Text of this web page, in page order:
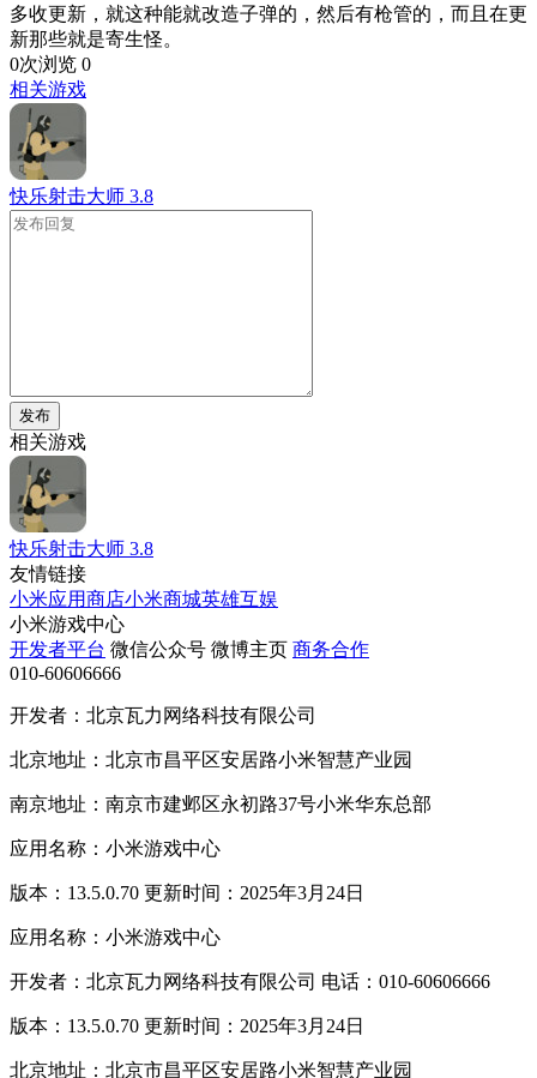
多收更新，就这种能就改造子弹的，然后有枪管的，而且在更
新那些就是寄生怪。
0次浏览 0
相关游戏
快乐射击大师 3.8
发布
相关游戏
快乐射击大师 3.8
友情链接
小米应用商店小米商城英雄互娱
小米游戏中心
开发者平台 微信公众号 微博主页 商务合作
010-60606666
开发者：北京瓦力网络科技有限公司
北京地址：北京市昌平区安居路小米智慧产业园
南京地址：南京市建邺区永初路37号小米华东总部
应用名称：小米游戏中心
版本：13.5.0.70 更新时间：2025年3月24日
应用名称：小米游戏中心
开发者：北京瓦力网络科技有限公司 电话：010-60606666
版本：13.5.0.70 更新时间：2025年3月24日
北京地址：北京市昌平区安居路小米智慧产业园